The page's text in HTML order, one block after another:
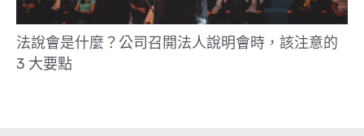
法說會是什麼？公司召開法人說明會時，該注意的
3 大要點